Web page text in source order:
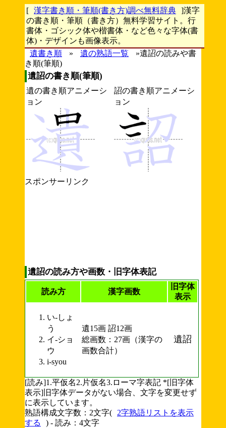
[ 漢字書き順・筆順(書き方)調べ無料辞典 ]漢字
の書き順・筆順（書き方）無料学習サイト。行
書体・ゴシック体や楷書体・など色々な字体(書
体)・デザインも画像表示。
遺書き順
» 遺の熟語一覧
»遺詔の読みや書
き順(筆順)
遺詔の書き順(筆順)
遺の書き順アニメーシ
ョン
詔の書き順アニメーシ
ョン
スポンサーリンク
遺詔の読み方や画数・旧字体表記
読み方 漢字画数
旧字体
表示
い-しょ
う
イ-ショ
ウ
i-syou
遺15画 詔12画
総画数：27画（漢字の
画数合計）
遺詔
[読み]1.平仮名2.片仮名3.ローマ字表記 *[旧字体
表示]旧字体データがない場合、文字を変更せず
に表示しています。
熟語構成文字数：2文字(
2字熟語リストを表示
する
) - 読み：4文字